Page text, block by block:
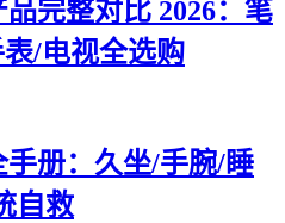
完整对比 2026：笔
/电视全选购
册：久坐/手腕/睡
自救